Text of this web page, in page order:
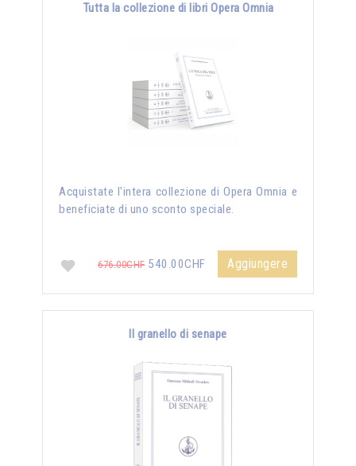
Tutta la collezione di libri Opera Omnia
Acquistate l'intera collezione di Opera Omnia e
beneficiate di uno sconto speciale.
676.00CHF540.00CHF Aggiungere
Il granello di senape